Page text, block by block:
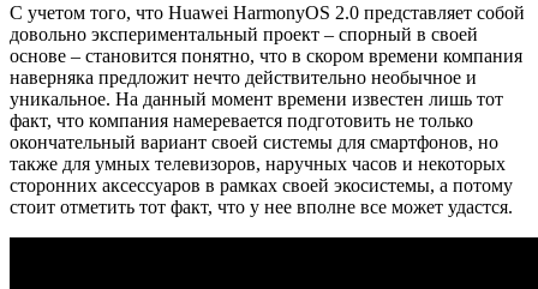
С учетом того, что Huawei HarmonyOS 2.0 представляет собой
довольно экспериментальный проект – спорный в своей
основе – становится понятно, что в скором времени компания
наверняка предложит нечто действительно необычное и
уникальное. На данный момент времени известен лишь тот
факт, что компания намеревается подготовить не только
окончательный вариант своей системы для смартфонов, но
также для умных телевизоров, наручных часов и некоторых
сторонних аксессуаров в рамках своей экосистемы, а потому
стоит отметить тот факт, что у нее вполне все может удастся.